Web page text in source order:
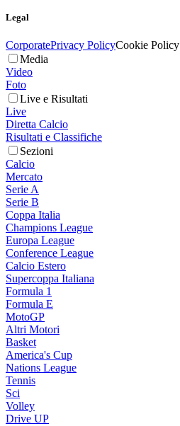
Legal
CorporatePrivacy PolicyCookie Policy
Media
Video
Foto
Live e Risultati
Live
Diretta Calcio
Risultati e Classifiche
Sezioni
Calcio
Mercato
Serie A
Serie B
Coppa Italia
Champions League
Europa League
Conference League
Calcio Estero
Supercoppa Italiana
Formula 1
Formula E
MotoGP
Altri Motori
Basket
America's Cup
Nations League
Tennis
Sci
Volley
Drive UP